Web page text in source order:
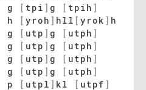
g [ tpi ] g [ tpih ]
h [ yroh ] hll [ yrok ] h
g [ utp ] g [ utph ]
g [ utp ] g [ utph ]
g [ utp ] g [ utph ]
g [ utp ] g [ utph ]
p [ utpl ] kl [ utpf ]